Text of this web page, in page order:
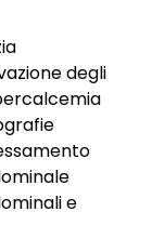
degli
e